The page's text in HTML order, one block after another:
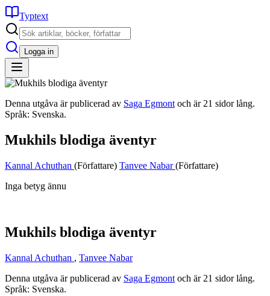
Typtext
Logga in
Denna utgåva är publicerad av Saga Egmont och är 21 sidor lång.
Språk: Svenska.
Mukhils blodiga äventyr
Kannal Achuthan (Författare) Tanvee Nabar(Författare)
Inga betyg ännu
Mukhils blodiga äventyr
Kannal Achuthan , Tanvee Nabar
Denna utgåva är publicerad av Saga Egmont och är 21 sidor lång.
Språk: Svenska.